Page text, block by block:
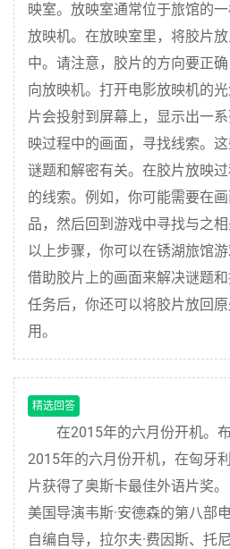
映室。放映室通常位于旅馆的
放映机。在放映室里，将胶片
中。请注意，胶片的方向要正
向放映机。打开电影放映机的
片会投射到屏幕上，显示出一
映过程中的画面，寻找线索。
谜题和解密有关。在胶片放映
的线索。例如，你可能需要在
品，然后回到游戏中寻找与之
以上步骤，你可以在锈湖旅馆
借助胶片上的画面来解决谜题
任务后，你还可以将胶片放回
用。
精选回答
在2015年的六月份开机。
2015年的六月份开机，在匈牙
片获得了奥斯卡最佳外语片奖
美国导演韦斯·安德森的第八部
自编自导，拉尔夫·费因斯、托